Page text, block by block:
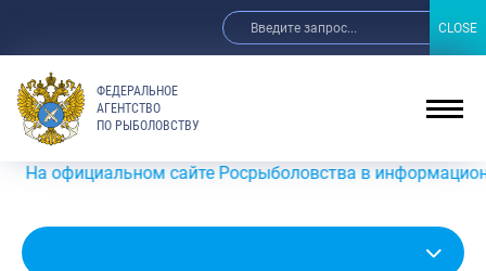
ФЕДЕРАЛЬНОЕ
АГЕНТСТВО
ПО РЫБОЛОВСТВУ
сайте Росрыболовства в информационно-
CLOSE
CLOSE